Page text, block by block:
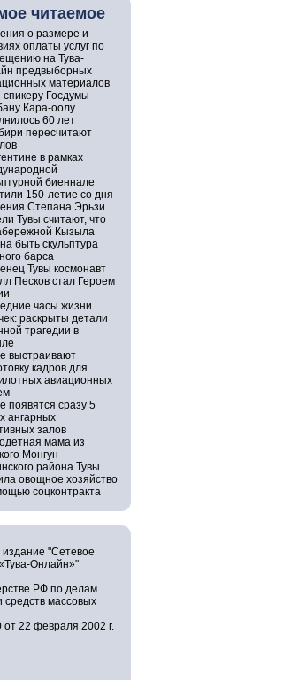
читаемое
о размере и
оплаты услуг по
на Тува-
предвыборных
материалов
спикеру Госдумы
Кара-оолу
60 лет
пересчитают
в рамках
биеннале
150-летие со дня
Степана Эрьзи
Тувы считают, что
Кызыла
быть скульптура
барса
Тувы космонавт
Песков стал Героем
часы жизни
раскрыты детали
трагедии в
выстраивают
кадров для
авиационных
появятся сразу 5
ангарных
залов
мама из
Монгун-
района Тувы
овощное хозяйство
соцконтракта
"Сетевое
Онлайн»"
РФ по делам
массовых
22 февраля 2002 г.